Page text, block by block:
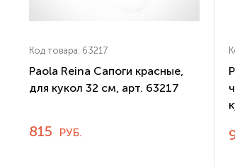
Код товара: 63217
Paola Reina Сапоги красные,
для кукол 32 см, арт. 63217
815 РУБ.